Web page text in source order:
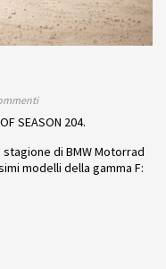
SEASON 204.
di BMW Motorrad
modelli della gamma F: